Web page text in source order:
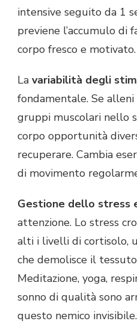
intensive seguito da 1
previene l’accumulo di
corpo fresco e motivato.
La variabilità degli
fondamentale. Se
gruppi muscolari nello
corpo opportunità
recuperare. Cambia
di movimento
Gestione dello stress
attenzione. Lo stress
alti i livelli di cortisolo,
che demolisce il
Meditazione, yoga,
sonno di qualità sono
questo nemico invisibile.